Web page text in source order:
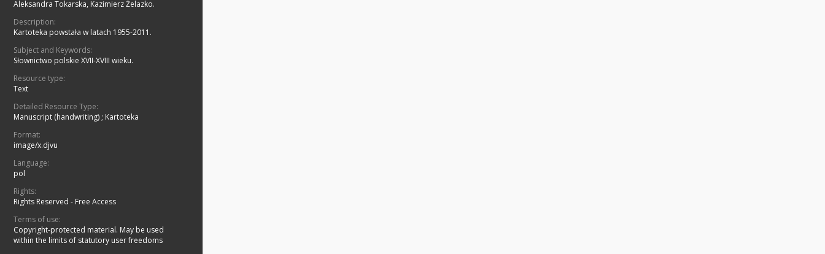
Aleksandra Tokarska, Kazimierz Żelazko.
Description:
Kartoteka powstała w latach 1955-2011.
Subject and Keywords:
Słownictwo polskie XVII-XVIII wieku.
Resource type:
Text
Detailed Resource Type:
Manuscript (handwriting) ; Kartoteka
Format:
image/x.djvu
Language:
pol
Rights:
Rights Reserved - Free Access
Terms of use:
Copyright-protected material. May be used
within the limits of statutory user freedoms